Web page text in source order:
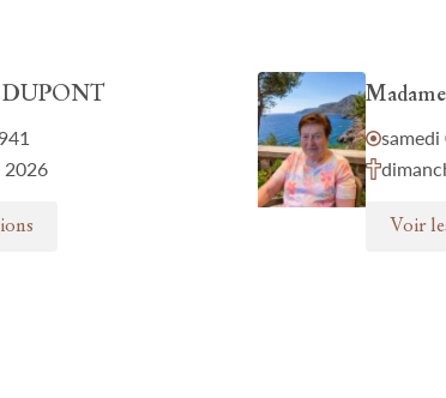
DUPONT
2026
Voir